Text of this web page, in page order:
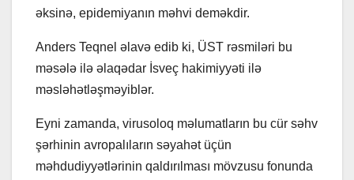
əksinə, epidemiyanın məhvi deməkdir.
Anders Teqnel əlavə edib ki, ÜST rəsmiləri bu
məsələ ilə əlaqədar İsveç hakimiyyəti ilə
məsləhətləşməyiblər.
Eyni zamanda, virusoloq məlumatların bu cür səhv
şərhinin avropalıların səyahət üçün
məhdudiyyətlərinin qaldırılması mövzusu fonunda